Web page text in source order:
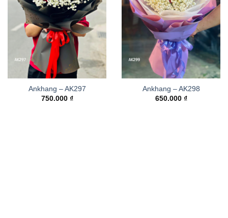
Ankhang – AK297
750.000 ₫
Ankhang – AK298
650.000 ₫